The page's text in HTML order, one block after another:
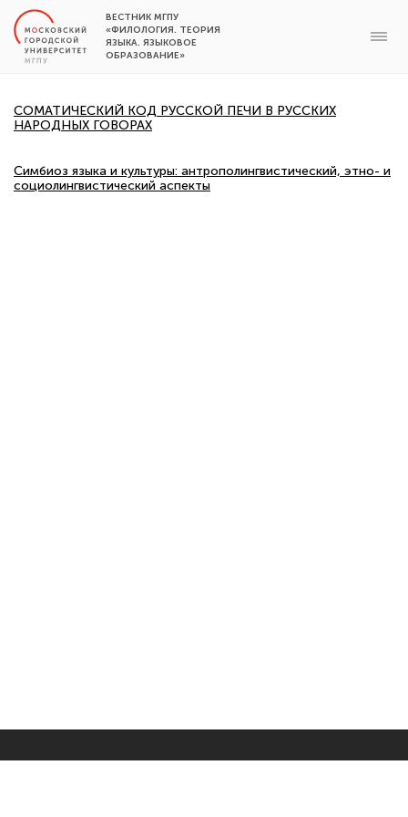
ВЕСТНИК МГПУ
«ФИЛОЛОГИЯ. ТЕОРИЯ
ЯЗЫКА. ЯЗЫКОВОЕ
ОБРАЗОВАНИЕ»
СОМАТИЧЕСКИЙ КОД РУССКОЙ ПЕЧИ В РУССКИХ
НАРОДНЫХ ГОВОРАХ
Симбиоз языка и культуры: антрополингвистический, этно- и
социолингвистический аспекты